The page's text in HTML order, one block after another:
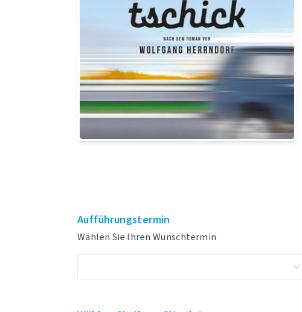
Aufführungstermin
Wählen Sie Ihren Wunschtermin